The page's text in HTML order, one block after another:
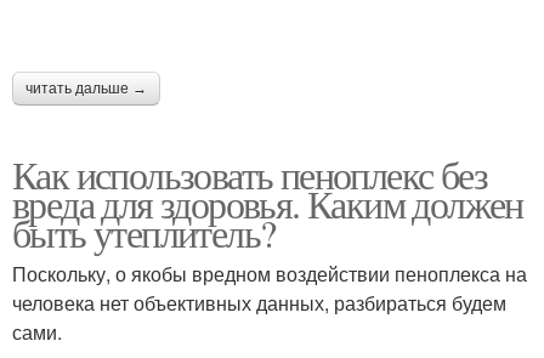
читать дальше →
Как использовать пеноплекс без
вреда для здоровья. Каким должен
быть утеплитель?
Поскольку, о якобы вредном воздействии пеноплекса на
человека нет объективных данных, разбираться будем
сами.